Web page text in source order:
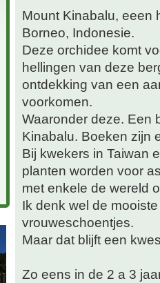
Mount Kinabalu, eeen
Borneo, Indonesie.
Deze orchidee komt
hellingen van deze
ontdekking van een
voorkomen.
Waaronder deze. Een
Kinabalu. Boeken zijn
Bij kwekers in Taiwan
planten worden voor
met enkele de wereld
Ik denk wel de
vrouweschoentjes.
Maar dat blijft een
Zo eens in de 2 a 3